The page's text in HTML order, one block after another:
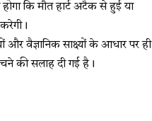
कि मौत हार्ट अटैक से हुई या
वैज्ञानिक साक्ष्यों के आधार पर ही
की सलाह दी गई है।